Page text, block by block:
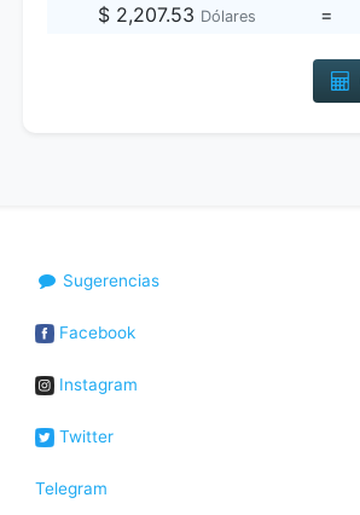
$ 2,207.53 Dólares =
Sugerencias
Facebook
Instagram
Twitter
Telegram